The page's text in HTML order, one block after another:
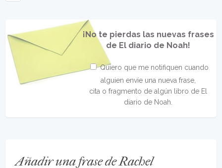
¡No te pierdas las nuevas frases
de El diario de Noah!
Quiero que me notifiquen cuando
alguien envíe una nueva frase,
cita o fragmento de algún libro de El
diario de Noah.
Añadir una frase de Rachel